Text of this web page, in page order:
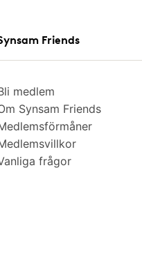
Friends
medlem
Synsam Friends
frågor